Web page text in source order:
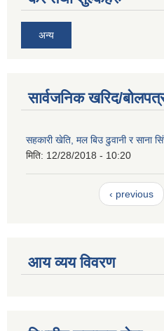
अन्य
सार्वजनिक खरिद/
सहकारी खेति, मल बिउ ढुवानी र साना
मिति: 12/28/2018 - 10:20
‹ previous
आय व्यय विवरण